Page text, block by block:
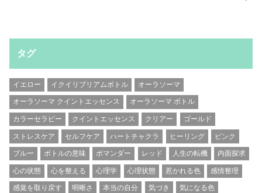
タグ
イエロー イクイリブリアムボトル オーラソーマ
オーラソーマ クイントエッセンス オーラソーマ ボトル
カラーセラピー クイントエッセンス クリアー ゴールド
ストレスケア セルフケア ハートチャクラ ヒーリング ピンク
ブルー ボトルの意味 ポマンダー レッド 人生の転機 内面探求
心の状態 心を整える 心理学 心理状態 惹かれる色 感情整理
感覚を取り戻す 明晰さ 本当の自分 気づき 気になる色